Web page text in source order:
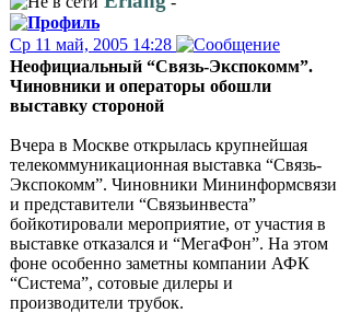
Ср 11 май, 2005 14:28
Неофициальный “Связь-Экспокомм”.
Чиновники и операторы обошли
выставку стороной
Вчера в Москве открылась крупнейшая
телекоммуникационная выставка “Связь-
Экспокомм”. Чиновники Мининформсвязи
и представители “Связьинвеста”
бойкотировали мероприятие, от участия в
выставке отказался и “МегаФон”. На этом
фоне особенно заметны компании АФК
“Система”, сотовые дилеры и
производители трубок.